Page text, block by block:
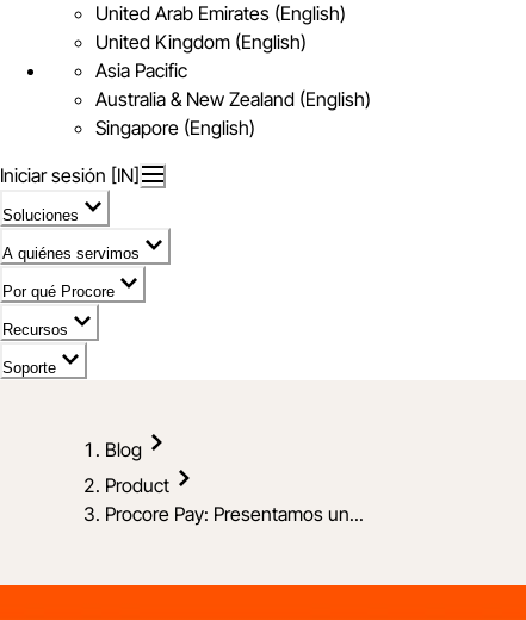
United Arab Emirates (English)
United Kingdom (English)
Asia Pacific
Australia & New Zealand (English)
Singapore (English)
Iniciar sesión [IN]
Soluciones
A quiénes servimos
Por qué Procore
Recursos
Soporte
Blog
Product
Procore Pay: Presentamos un...